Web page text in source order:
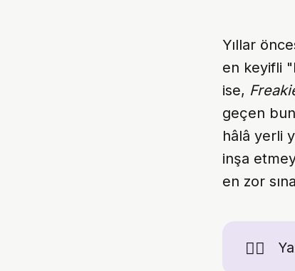
Yıllar
en keyifli
ise,
geçen
hâlâ yerli
inşa
en zor
👯‍♀️